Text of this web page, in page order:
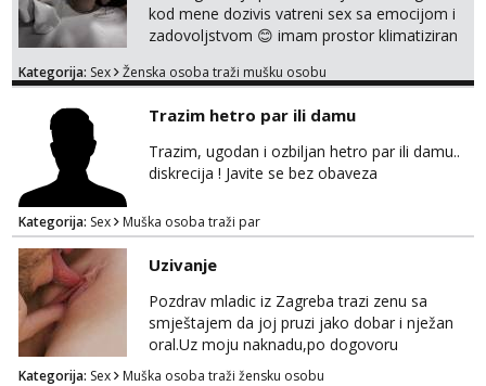
kod mene dozivis vatreni sex sa emocijom i
zadovoljstvom 😊 imam prostor klimatiziran
nudim klasiku sa zastitom pusenje bez
neradim analno i pitanja ako radim bez odma
ignoriram radim samo sa svojim slikama
original ✌️😊ali neki vec me poznaju waccap...
Kategorija: Sex Ženska osoba traži mušku osobu
Trazim hetro par ili damu
Trazim, ugodan i ozbiljan hetro par ili damu..
diskrecija ! Javite se bez obaveza
Kategorija: Sex Muška osoba traži par
Uzivanje
Pozdrav mladic iz Zagreba trazi zenu sa
smještajem da joj pruzi jako dobar i nježan
oral.Uz moju naknadu,po dogovoru
.Diskrecija osigurana.
Kategorija: Sex Muška osoba traži žensku osobu